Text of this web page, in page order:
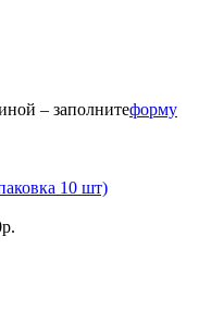
– заполнитеформу
10 шт)
р.